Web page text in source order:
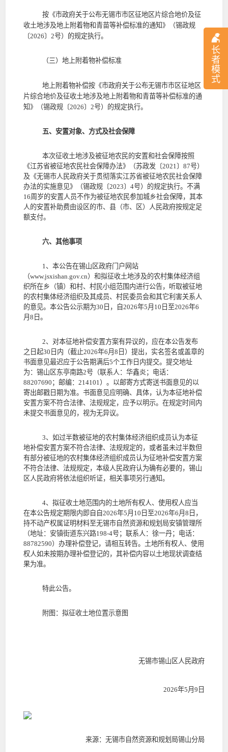
长
者
模
式
按《市政府关于公布无锡市市区征地区片综合地价及征
收土地涉及地上附着物和青苗等补偿标准的通知》（锡政规
〔2026〕 2号）的规定执行。
（三）地上附着物补偿标准
地上附着物补偿按《市政府关于公布无锡市市区征地区
片综合地价及征收土地涉及地上附着物和青苗等补偿标准的通
知》（锡政规〔2026〕 2号）的规定执行。
五、安置对象、方式及社会保障
本次征收土地涉及被征地农民的安置和社会保障按照
《江苏省被征地农民社会保障办法》（苏政发〔2021 〕 87号）
及《无锡市人民政府关于贯彻落实江苏省被征地农民社会保障
办法的实施意见》（锡政规〔2023〕 4号）的规定执行。不满
16周岁的安置人员不作为被征地农民参加城乡社会保障，其本
人的安置补助费由设区的市、县（市、区）人民政府按规定足
额支付。
六、其他事项
1 、本公告在锡山区政府门户网站
（www.jsxishan .gov.cn） 和拟征收土地涉及的农村集体经济组
织所在乡（镇）和村、村民小组范围内进行公告，听取被征地
的农村集体经济组织及其成员、村民委员会和其它利害关系人
的意见。本公告公示期为30 日 ，自2026年5 月 10 日至2026年6
月 8 日 。
2、对本征地补偿安置方案有异议的，应在本公告发布
之日起30 日内（截止2026年6 月 8 日）提出，实名签名或盖章的
书面意见最迟应于公告期满后5个工作日内提交。 提交地址
为：锡山区东亭南路2号（联系人：华鑫炎；电话：
88207690 ；邮编： 214101 ）。 以邮寄方式寄送书面意见的以
寄出邮戳日期为准。书面意见应明确、具体，认为本征地补偿
安置方案不符合法律、法规规定，应予以明示。在规定时间内
未提交书面意见的，视为无异议。
3、如过半数被征地的农村集体经济组织成员认为本征
地补偿安置方案不符合法律、法规规定的，或者虽未过半数但
有部分被征地的农村集体经济组织成员认为征地补偿安置方案
不符合法律、法规规定，本级人民政府认为确有必要的， 锡山
区人民政府将依法组织听证，相关事项另行通知。
4、拟征收土地范围内的土地所有权人、使用权人应当
在本公告规定期限内即自自2026年5 月 10 日至2026年6 月 8 日 ，
持不动产权属证明材料至无锡市自然资源和规划局安镇管理所
（地址： 安镇街道东兴路198-4号；联系人： 徐一丹；电话：
88782590） 办理补偿登记，请相互转告。土地所有权人、使用
权人如未按期办理补偿登记的，其补偿内容以土地现状调查结
果为准。
特此公告。
附图：拟征收土地位置示意图
无锡市锡山区人民政府
2026年5 月9 日
来源：无锡市自然资源和规划局锡山分局